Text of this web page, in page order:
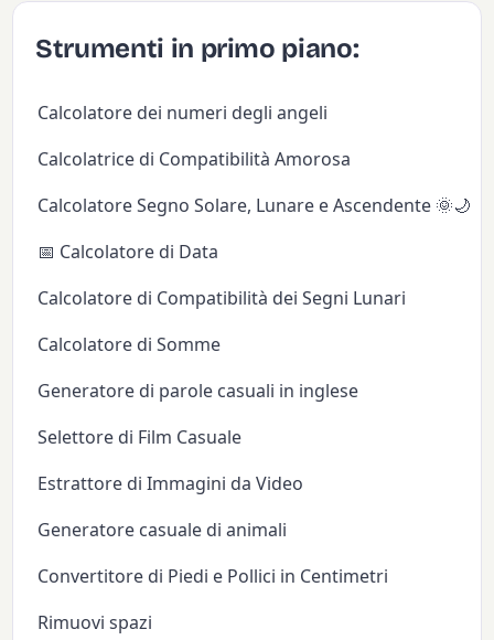
Strumenti in primo piano:
Calcolatore dei numeri degli angeli
Calcolatrice di Compatibilità Amorosa
Calcolatore Segno Solare, Lunare e Ascendente 🌞🌙✨
📅 Calcolatore di Data
Calcolatore di Compatibilità dei Segni Lunari
Calcolatore di Somme
Generatore di parole casuali in inglese
Selettore di Film Casuale
Estrattore di Immagini da Video
Generatore casuale di animali
Convertitore di Piedi e Pollici in Centimetri
Rimuovi spazi